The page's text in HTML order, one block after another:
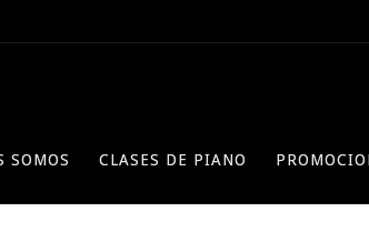
SOMOS CLASES DE PIANO